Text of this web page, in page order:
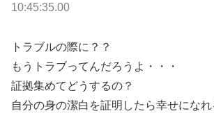
10:45:35.00
トラブルの際に？？
もうトラブってんだろうよ・・・
証拠集めてどうするの？
自分の身の潔白を証明したら幸せになれ